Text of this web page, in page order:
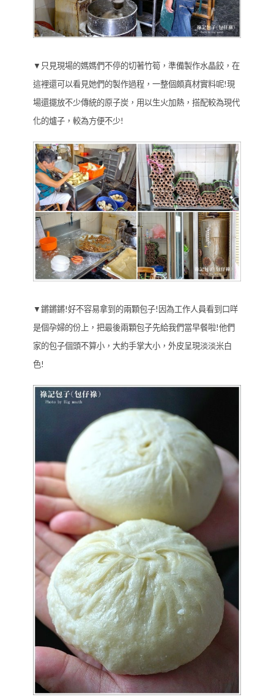
▼只見現場的媽媽們不停的切著竹筍，準備製作水晶餃，在
這裡還可以看見她們的製作過程，一整個頗真材實料呢!現
場還擺放不少傳統的原子炭，用以生火加熱，搭配較為現代
化的爐子，較為方便不少!
▼鏘鏘鏘!好不容易拿到的兩顆包子!因為工作人員看到口咩
是個孕婦的份上，把最後兩顆包子先給我們當早餐啦!他們
家的包子個頭不算小，大約手掌大小，外皮呈現淡淡米白
色!